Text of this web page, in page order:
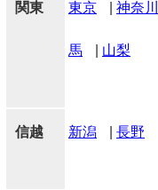
関東 東京 神奈川
馬 山梨
信越 新潟 長野